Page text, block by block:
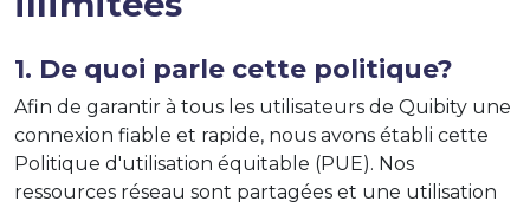
1. De quoi parle cette politique?
Afin de garantir à tous les utilisateurs de Quibity une
connexion fiable et rapide, nous avons établi cette
Politique d'utilisation équitable (PUE). Nos
ressources réseau sont partagées et une utilisation